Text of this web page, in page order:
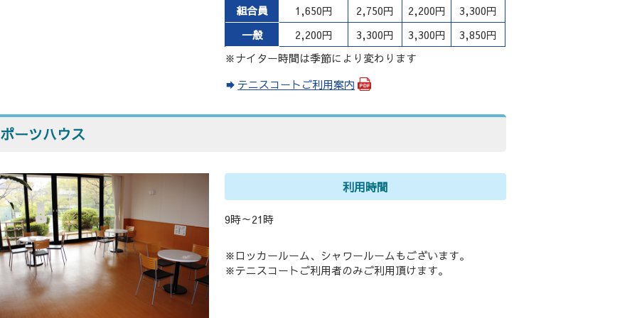
組合員 1,650円 2,750円 2,200円
3,300円
一般
2,200円 3,300円 3,300円
3,850円
※ナイター時間は季節により変わります
テニスコートご利用案内
ーツハウス
利用時間
9時～21時
※ロッカールーム、シャワールームもございます。
※テニスコートご利用者のみご利用頂けます。